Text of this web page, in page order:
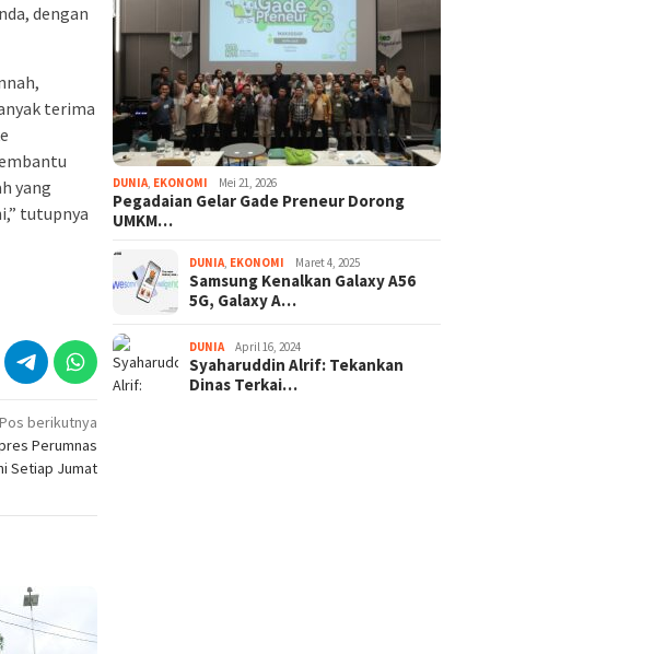
dengan
terima
yang
tutupnya
Pos berikutnya
Perumnas
Setiap Jumat
DUNIA, EKONOMI Mei 21, 2026
Pegadaian Gelar Gade Preneur Dorong
UMKM…
DUNIA, EKONOMI Maret 4, 2025
Samsung Kenalkan Galaxy A56
5G, Galaxy A…
DUNIA April 16, 2024
Syaharuddin Alrif: Tekankan
Dinas Terkai…